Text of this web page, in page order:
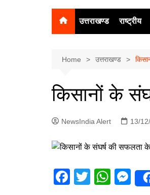
उत्तराखण्ड राष्ट्रीय
Home उत्तराखण्ड
किसानों के
NewsIndia Alert 13/
F
T
W M